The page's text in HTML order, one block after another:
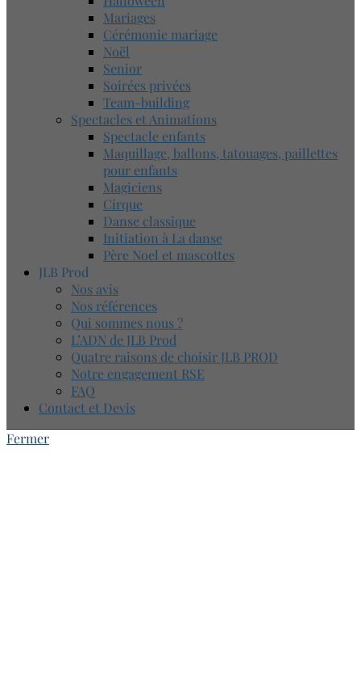
Mariages
Cérémonie mariage
Noël
Senior
Soirées privées
Team-building
Spectacles et Animations
Spectacle enfants
Maquillage, ballons, tatouages, paillettes
pour enfants
Magiciens
Cirque
Danse classique
Initiation à La danse
Père Noel et mascottes
JLB Prod
Nos avis
Nos références
Qui sommes nous ?
L’ADN de JLB Prod
Quatre raisons de choisir JLB PROD
Notre engagement RSE
FAQ
Contact et Devis
Fermer